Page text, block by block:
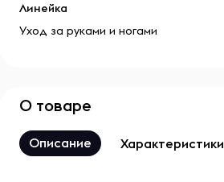
Линейка
Уход за руками и ногами
О товаре
Описание Характеристики